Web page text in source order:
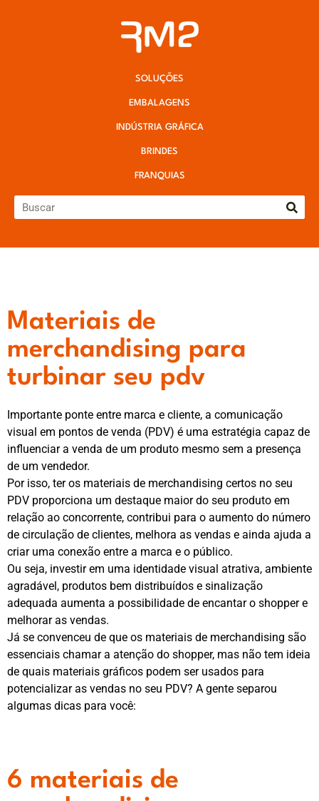
SOLUÇÕES
EMBALAGENS
INDÚSTRIA GRÁFICA
BRINDES
FRANQUIAS
Materiais de
merchandising para
turbinar seu pdv
Importante ponte entre marca e cliente, a comunicação
visual em pontos de venda (PDV) é uma estratégia capaz de
influenciar a venda de um produto mesmo sem a presença
de um vendedor.
Por isso, ter os materiais de merchandising certos no seu
PDV proporciona um destaque maior do seu produto em
relação ao concorrente, contribui para o aumento do número
de circulação de clientes, melhora as vendas e ainda ajuda a
criar uma conexão entre a marca e o público.
Ou seja, investir em uma identidade visual atrativa, ambiente
agradável, produtos bem distribuídos e sinalização
adequada aumenta a possibilidade de encantar o shopper e
melhorar as vendas.
Já se convenceu de que os materiais de merchandising são
essenciais chamar a atenção do shopper, mas não tem ideia
de quais materiais gráficos podem ser usados para
potencializar as vendas no seu PDV? A gente separou
algumas dicas para você:
6 materiais de